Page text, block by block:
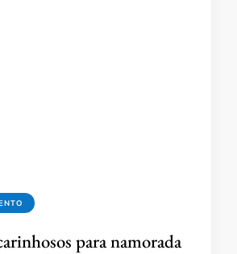
para namorada